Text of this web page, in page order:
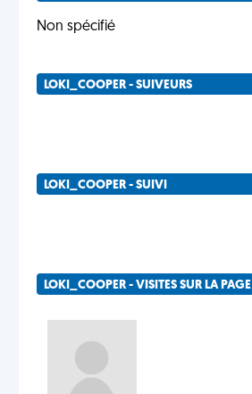
Non spécifié
LOKI_COOPER - SUIVEURS
LOKI_COOPER - SUIVI
LOKI_COOPER - VISITES SUR LA PAGE